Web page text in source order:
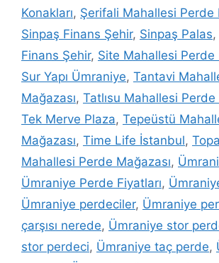
Konakları, Şerifali Mahallesi Perde
Sinpaş Finans Şehir, Sinpaş Palas,
Finans Şehir, Site Mahallesi Perde
Sur Yapı Ümraniye, Tantavi
Mağazası, Tatlısu Mahallesi Perde
Tek Merve Plaza, Tepeüstü
Mağazası, Time Life İstanbul,
Mahallesi Perde Mağazası,
Ümraniye Perde Fiyatları,
Ümraniye perdeciler, Ümraniye
çarşısı nerede, Ümraniye stor
stor perdeci, Ümraniye taç perde,